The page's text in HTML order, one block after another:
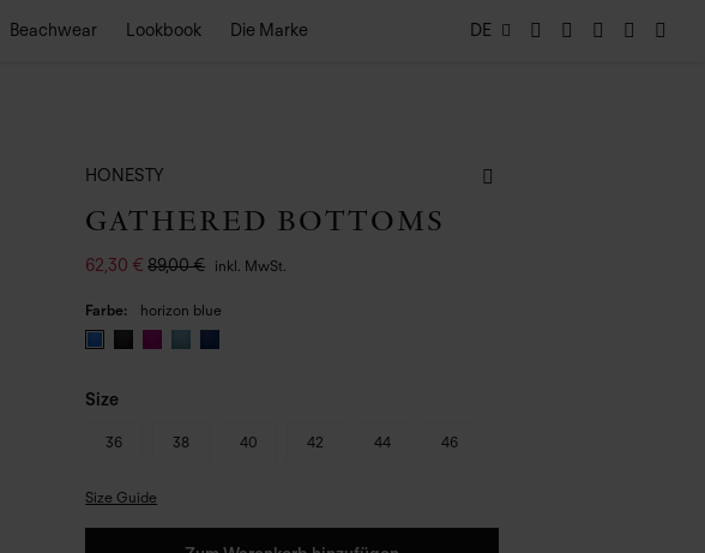
Beachwear Lookbook Die Marke DE
HONESTY
GATHERED BOTTOMS
62,30 € 89,00 € inkl. MwSt.
Farbe horizon blue
Size
36 38 40 42 44 46
Size Guide